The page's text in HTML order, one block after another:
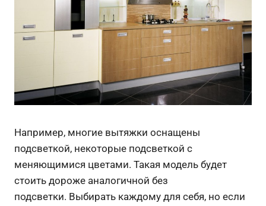
Например, многие вытяжки оснащены
подсветкой, некоторые подсветкой с
меняющимися цветами. Такая модель будет
стоить дороже аналогичной без
подсветки. Выбирать каждому для себя, но если